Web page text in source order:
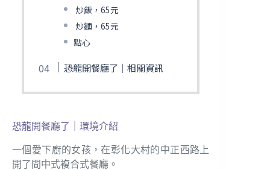
炒飯，65元
炒麵，65元
點心
恐龍開餐廳了｜相關資訊
恐龍開餐廳了｜環境介紹
一個愛下廚的女孩，在彰化大村的中正西路上
開了間中式複合式餐廳。